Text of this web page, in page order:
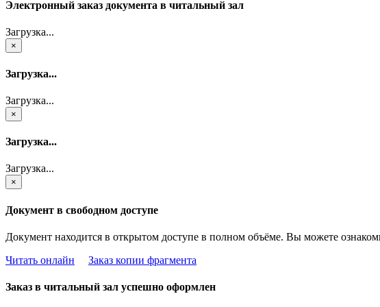
Электронный заказ документа в читальный зал
Загрузка...
×
Загрузка...
Загрузка...
×
Загрузка...
Загрузка...
×
Документ в свободном доступе
Документ находится в открытом доступе в полном объёме. Вы можете
Читать онлайн
Заказ копии фрагмента
Заказ в читальный зал успешно оформлен